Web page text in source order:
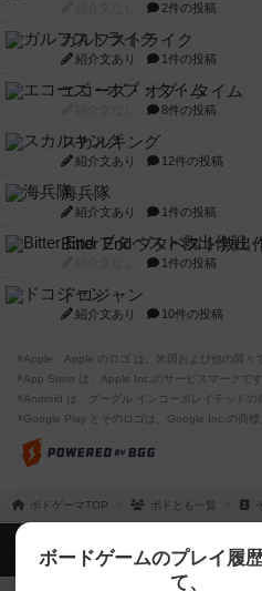
2件の投稿
ガルフストライク
紹介文あり 1件の投稿
エコーズ・オブ・タイム
8件の投稿
スカルキング
紹介文あり 12件の投稿
海兵隊
紹介文あり 1件の投稿
Bitter End ブタペスト救出
1件の投稿
ドコジャン
紹介文あり 10件の投稿
※Apple、Apple のロゴ は、米国および他の国々
※App Store は、Apple Inc.のサービスマークです
※Android は、グーグル インコーポレイテッドの
※Google Play とそのロゴは、Google Inc.の商標
ボドゲーマTOP ボドとも一覧
ボードゲームのプレイ履
て、
ボドゲーマTOP